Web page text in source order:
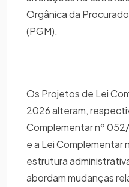
Orgânica da
(PGM).
Os Projetos de Lei
2026 alteram,
Complementar nº
e a Lei Complementar
estrutura
abordam mudanças